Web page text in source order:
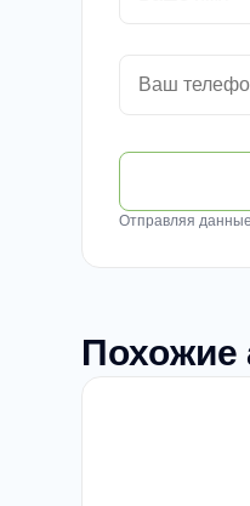
Отправляя
Похожие